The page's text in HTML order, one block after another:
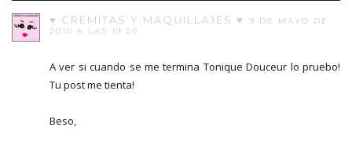
♥ CREMITAS Y MAQUILLAJES ♥
9 DE MAYO DE
2010 A LAS 19:20
A ver si cuando se me termina Tonique Douceur lo pruebo!
Tu post me tienta!
Beso,